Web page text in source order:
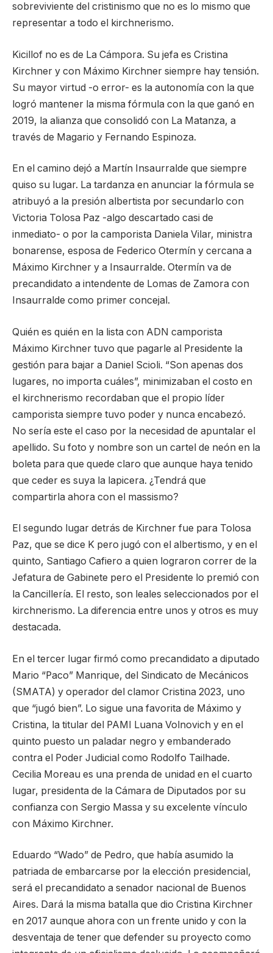
sobreviviente del cristinismo que no es lo mismo que
representar a todo el kirchnerismo.
Kicillof no es de La Cámpora. Su jefa es Cristina
Kirchner y con Máximo Kirchner siempre hay tensión.
Su mayor virtud -o error- es la autonomía con la que
logró mantener la misma fórmula con la que ganó en
2019, la alianza que consolidó con La Matanza, a
través de Magario y Fernando Espinoza.
En el camino dejó a Martín Insaurralde que siempre
quiso su lugar. La tardanza en anunciar la fórmula se
atribuyó a la presión albertista por secundarlo con
Victoria Tolosa Paz -algo descartado casi de
inmediato- o por la camporista Daniela Vilar, ministra
bonarense, esposa de Federico Otermín y cercana a
Máximo Kirchner y a Insaurralde. Otermín va de
precandidato a intendente de Lomas de Zamora con
Insaurralde como primer concejal.
Quién es quién en la lista con ADN camporista
Máximo Kirchner tuvo que pagarle al Presidente la
gestión para bajar a Daniel Scioli. “Son apenas dos
lugares, no importa cuáles”, minimizaban el costo en
el kirchnerismo recordaban que el propio líder
camporista siempre tuvo poder y nunca encabezó.
No sería este el caso por la necesidad de apuntalar el
apellido. Su foto y nombre son un cartel de neón en la
boleta para que quede claro que aunque haya tenido
que ceder es suya la lapicera. ¿Tendrá que
compartirla ahora con el massismo?
El segundo lugar detrás de Kirchner fue para Tolosa
Paz, que se dice K pero jugó con el albertismo, y en el
quinto, Santiago Cafiero a quien lograron correr de la
Jefatura de Gabinete pero el Presidente lo premió con
la Cancillería. El resto, son leales seleccionados por el
kirchnerismo. La diferencia entre unos y otros es muy
destacada.
En el tercer lugar firmó como precandidato a diputado
Mario “Paco” Manrique, del Sindicato de Mecánicos
(SMATA) y operador del clamor Cristina 2023, uno
que “jugó bien”. Lo sigue una favorita de Máximo y
Cristina, la titular del PAMI Luana Volnovich y en el
quinto puesto un paladar negro y embanderado
contra el Poder Judicial como Rodolfo Tailhade.
Cecilia Moreau es una prenda de unidad en el cuarto
lugar, presidenta de la Cámara de Diputados por su
confianza con Sergio Massa y su excelente vínculo
con Máximo Kirchner.
Eduardo “Wado” de Pedro, que había asumido la
patriada de embarcarse por la elección presidencial,
será el precandidato a senador nacional de Buenos
Aires. Dará la misma batalla que dio Cristina Kirchner
en 2017 aunque ahora con un frente unido y con la
desventaja de tener que defender su proyecto como